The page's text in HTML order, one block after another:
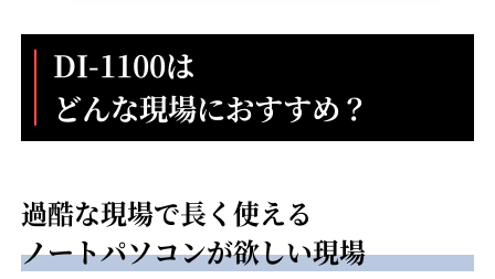
DI-1100は
どんな現場におすすめ？
過酷な現場で長く使える
ノートパソコンが欲しい現場